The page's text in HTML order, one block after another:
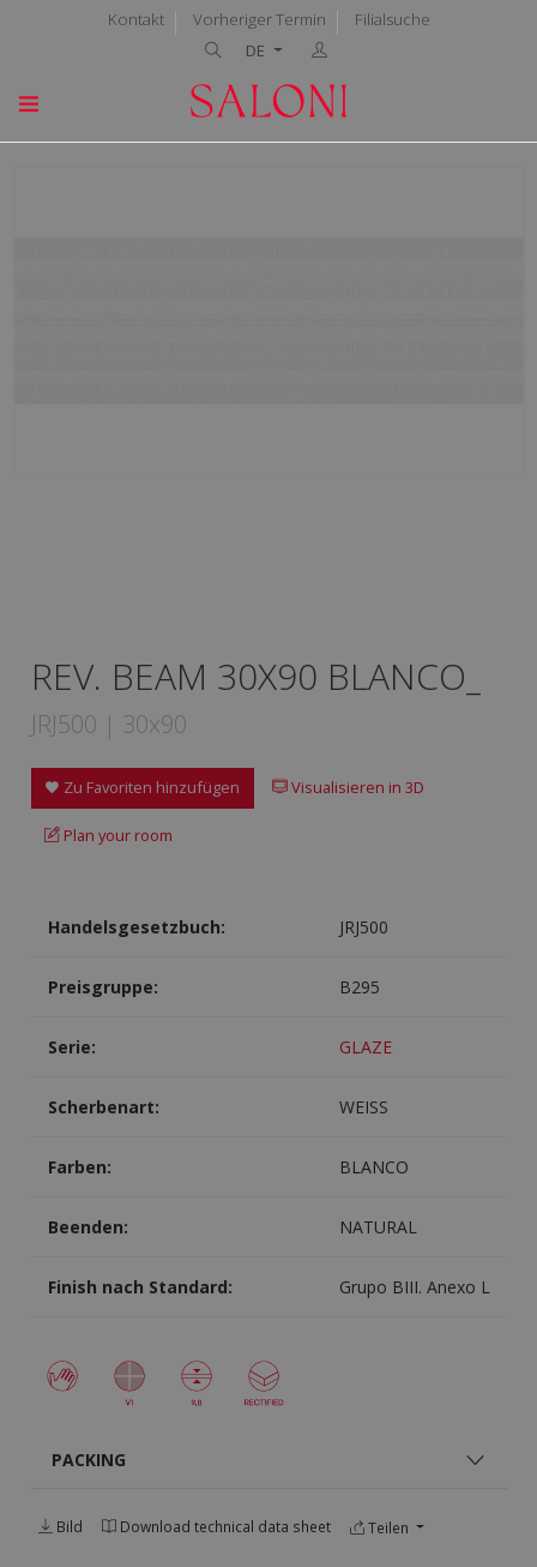
Kontakt Vorheriger Termin
Filialsuche
DE
REV. BEAM 30X90 BLANCO_
JRJ500 | 30x90
Zu Favoriten hinzufügen Visualisieren in 3D
Plan your room
Handelsgesetzbuch: JRJ500
Preisgruppe: B295
Serie: GLAZE
Scherbenart: WEISS
Farben: BLANCO
Beenden: NATURAL
Finish nach Standard: Grupo BIII. Anexo L
PACKING
Bild Download technical data sheet Teilen